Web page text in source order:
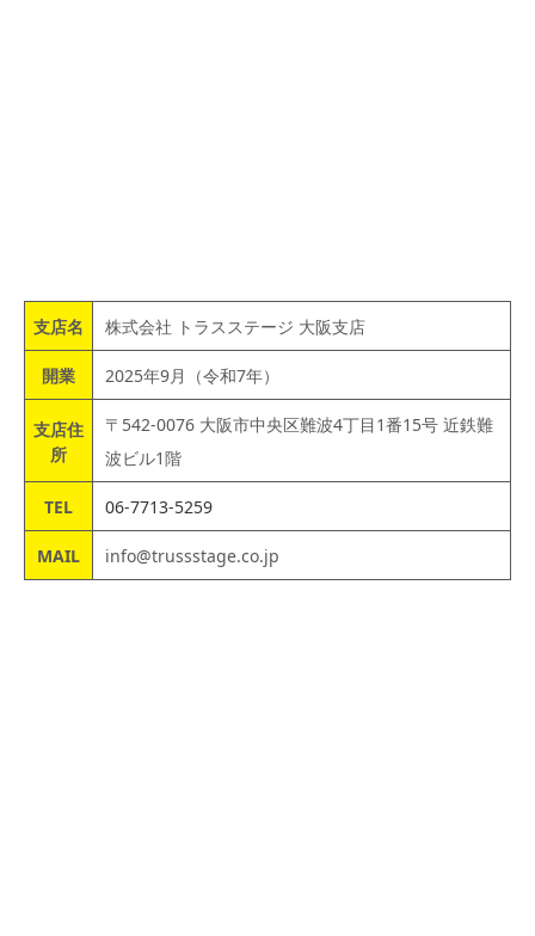
支店名 株式会社 トラスステージ 大阪支店
開業 2025年9月（令和7年）
支店住
所
〒542-0076 大阪市中央区難波4丁目1番15号 近鉄難
波ビル1階
TEL 06-7713-5259
MAIL info@trussstage.co.jp